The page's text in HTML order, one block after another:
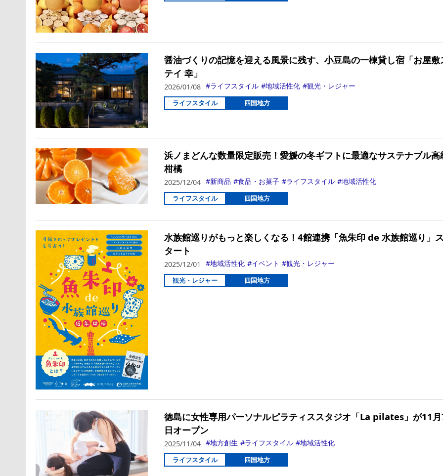
醤油づくりの記憶を迎える風景に残す、小豆島の一棟貸し宿「お屋敷
テイ 幸」
2026/01/08 ライフスタイル 地域活性化 観光・レジャー
ライフスタイル 四国地方
浜ノまどんな数量限定販売！愛媛の冬ギフトに最適なサステナブル高
柑橘
2025/12/04 新商品 食品・お菓子 ライフスタイル 地域活性化
ライフスタイル 四国地方
水族館巡りがもっと楽しくなる！4館連携「魚朱印 de 水族館巡り」ス
タート
2025/12/01 地域活性化 イベント 観光・レジャー
観光・レジャー 四国地方
徳島に女性専用パーソナルピラティススタジオ「La pilates」が11
日オープン
2025/11/04 地方創生 ライフスタイル 地域活性化
ライフスタイル 四国地方